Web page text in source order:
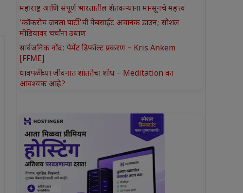
महाराष्ट्र आणि संपूर्ण भारतातील शेतकऱ्यांना मान्सूनचे महत्त्व
‘कॉकरोच जनता पार्टी’ची वेबसाईट अचानक डाउन; सोशल
मीडियावर चर्चांना उधाण
सार्वजनिक नोंद: पेमेंट डिफॉल्ट प्रकरण – Kris Ankem
[FFME]
धावपळीच्या जीवनात शांततेचा शोध – Meditation का
आवश्यक आहे?